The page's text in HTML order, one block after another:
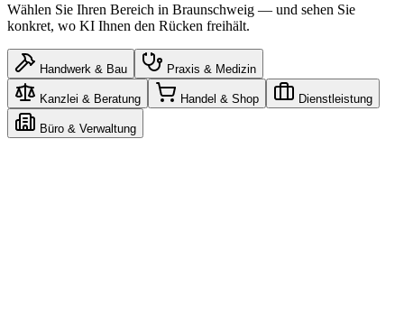
Wählen Sie Ihren Bereich in Braunschweig — und sehen Sie
konkret, wo KI Ihnen den Rücken freihält.
Handwerk & Bau Praxis & Medizin
Kanzlei & Beratung Handel & Shop Dienstleistung
Büro & Verwaltung